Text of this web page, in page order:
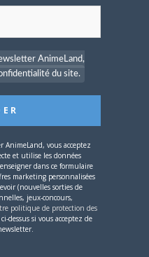
AnimeLand,
du site.
AnimeLand, vous acceptez
et utilise les données
dans ce formulaire
marketing personnalisées
(nouvelles sorties de
jeux-concours,
politique de protection des
dessus si vous acceptez de